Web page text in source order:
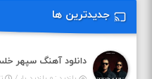
جدیدترین ها
دانلود آهنگ سپهر